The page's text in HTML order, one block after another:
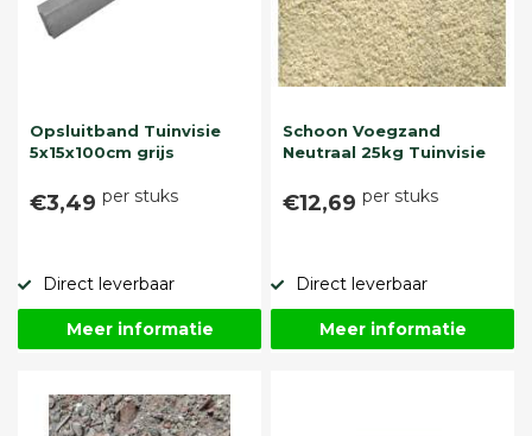
Opsluitband Tuinvisie
5x15x100cm grijs
€3,49 per stuks
Direct leverbaar
Meer informatie
Schoon Voegzand
Neutraal 25kg Tuinvisie
€12,69 per stuks
Direct leverbaar
Meer informatie